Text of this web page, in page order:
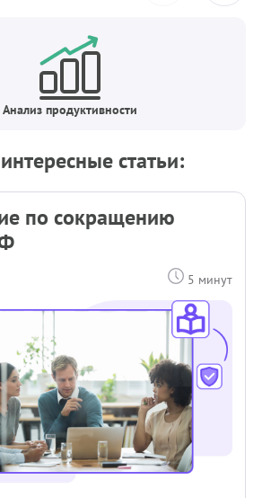
Анализ продуктивности
статьи:
по сокращению
5 минут